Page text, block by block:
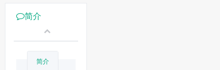
简介
简介